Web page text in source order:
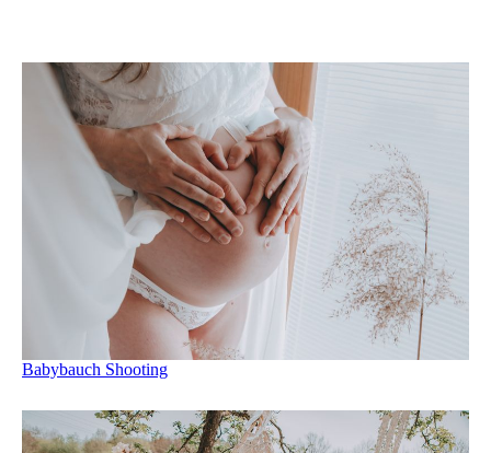
Babybauch Shooting